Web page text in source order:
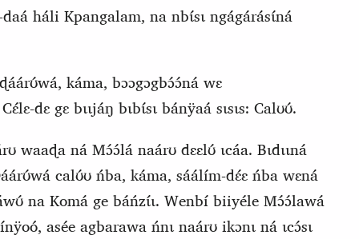
háli Kpangalam, na nbɩ́sɩ ngágárásɩ́ná
káma, bɔɔgɔgbɔ́ɔ́ná wɛ
gɛ bɩɩjáŋ bɩbɩ́sɩ bánÿaá sɩsɩs: Calʊʊ́.
waaɖa ná Mɔ́ɔ́lá naárʊ dɛɛlʊ́ ɩcáa. Bɩdɩɩná
calʊ́ʊ ńba, káma, sáálím‑dɛ́ɛ ńba wɛná
na Komá ge báńzɩ́ɩ. Wenbí biiyéle Mɔ́ɔ́lawá
asée agbarawa ńnɩ naárʊ ikɔnɩ ná ɩcɔ́sɩ